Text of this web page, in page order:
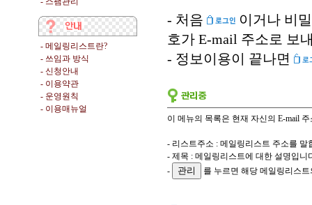
- 메일링리스트란?
- 쓰임과 방식
- 신청안내
- 이용약관
- 운영원칙
- 이용매뉴얼
- 처음
이거나 비
호가 E-mail 주소로 보
- 정보이용이 끝나면
이 메뉴의 목록은 현재 자신의 E-mail
- 리스트주소 : 메일링리스트 주소를
- 제목 : 메일링리스트에 대한 설명입
-
를 누르면 해당 메일링리스